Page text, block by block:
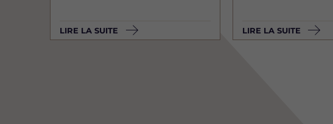
LIRE LA SUITE LIRE LA SUITE